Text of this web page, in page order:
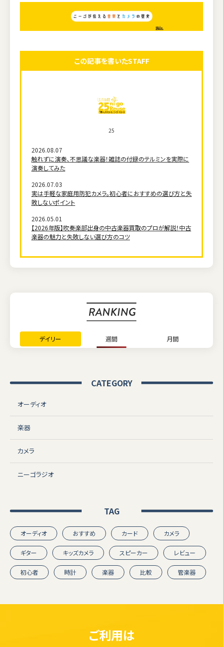
この記事を書いたSTAFF
25
2026.08.07
触れずに演奏、不思議な楽器！雑誌の付録のテルミンを実際に
演奏してみた
2026.07.03
実は手軽な家庭用防犯カメラ。初心者におすすめの選び方と失
敗しないポイント
2026.05.01
【2026年版】吹奏楽部出身の中古楽器買取のプロが解説！中古
楽器の魅力と失敗しない選び方のコツ
デイリー 週間 月間
CATEGORY
オーディオ
楽器
カメラ
ニーゴラジオ
TAG
オーディオ おすすめ カード カメラ
ギター キッズカメラ スピーカー レビュー
初心者 時計 楽器 比較 管楽器
ご利用は